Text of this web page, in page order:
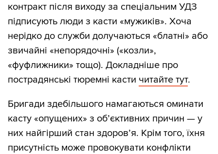
контракт після виходу за спеціальним УДЗ
підписують люди з касти «мужиків». Хоча
нерідко до служби долучаються «блатні» або
звичайні «непорядочні» («козли»,
«фуфлижники» тощо). Докладніше про
пострадянські тюремні касти читайте тут.
Бригади здебільшого намагаються оминати
касту «опущених» з об’єктивних причин — у
них найгірший стан здоров’я. Крім того, їхня
присутність може провокувати конфлікти